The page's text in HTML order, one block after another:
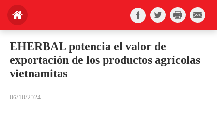
EHERBAL potencia el valor de
exportación de los productos agrícolas
vietnamitas
06/10/2024